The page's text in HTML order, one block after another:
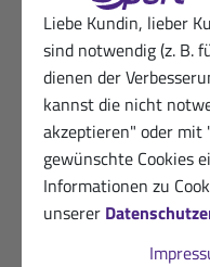
Liebe Kundin, lieber
sind notwendig (z. B.
dienen der
kannst die nicht
akzeptieren" oder mit
gewünschte Cookies
Informationen zu
unserer